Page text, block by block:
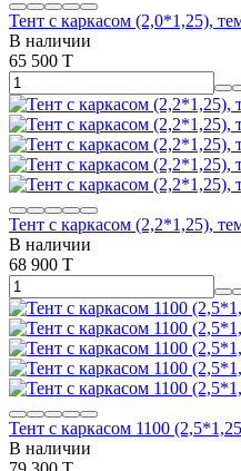
Тент с каркасом (2,0*1,25),
В наличии
65 500 T
Тент с каркасом (2,2*1,25),
В наличии
68 900 T
Тент с каркасом 1100
В наличии